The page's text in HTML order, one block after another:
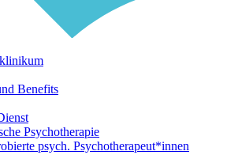
Benefits
Psychotherapie
psych. Psychotherapeut*innen